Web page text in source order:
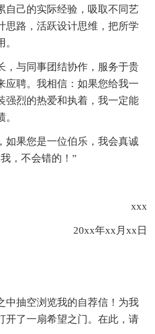
自己的实际经验，吸取不同艺
思路，活跃设计思维，把所学
与同事团结协作，服务于贵
应聘。我相信：如果您给我一
强烈的热爱和执着，我一定能
果您是一位伯乐，我会真诚
，不会错的！”
xxx
20xx年xx月xx日
抽空浏览我的自荐信！为我
开了一扇希望之门。在此，请